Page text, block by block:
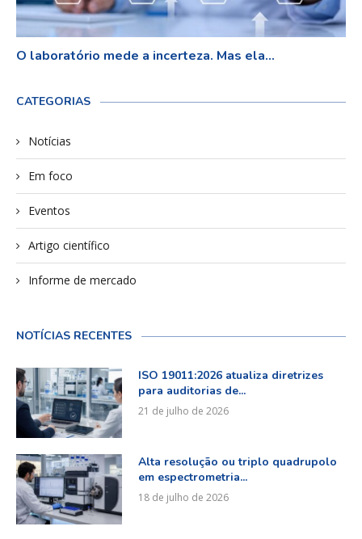
O laboratório mede a incerteza. Mas ela...
CATEGORIAS
Notícias
Em foco
Eventos
Artigo científico
Informe de mercado
NOTÍCIAS RECENTES
ISO 19011:2026 atualiza diretrizes
para auditorias de...
21 de julho de 2026
Alta resolução ou triplo quadrupolo
em espectrometria...
18 de julho de 2026